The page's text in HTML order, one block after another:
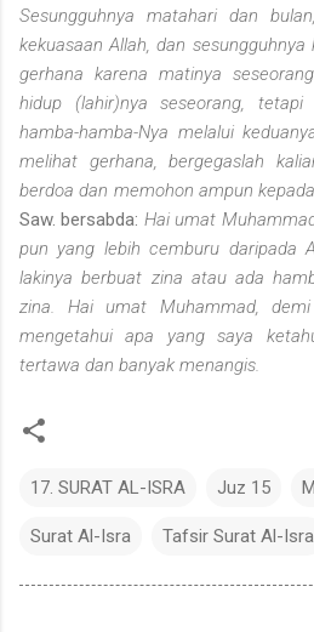
Sesungguhnya matahari dan
kekuasaan Allah, dan
gerhana karena matinya
hidup (lahir)nya seseorang,
hamba-hamba-Nya melalui
melihat gerhana, bergegaslah
berdoa dan memohon ampun
Saw. bersabda: Hai umat
pun yang lebih cemburu daripada
lakinya berbuat zina atau ada
zina. Hai umat Muhammad,
mengetahui apa yang saya
tertawa dan banyak menangis.
17. SURAT AL-ISRA Juz 15
Surat Al-Isra Tafsir Surat Al-Isra